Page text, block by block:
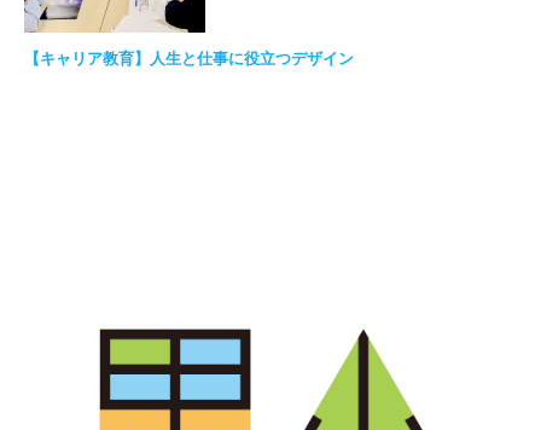
【キャリア教育】人生と仕事に役立つデザイン